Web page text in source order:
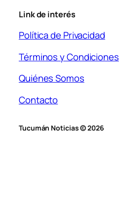
Link de interés
Política de Privacidad
Términos y Condiciones
Quiénes Somos
Contacto
Tucumán Noticias © 2026